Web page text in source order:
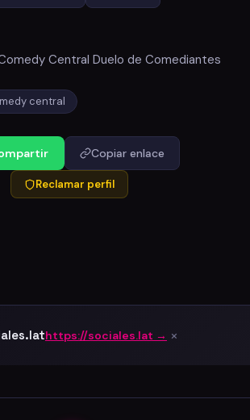
Central Duelo de Comediantes
central
Copiar enlace
Reclamar perfil
https://sociales.lat → ×